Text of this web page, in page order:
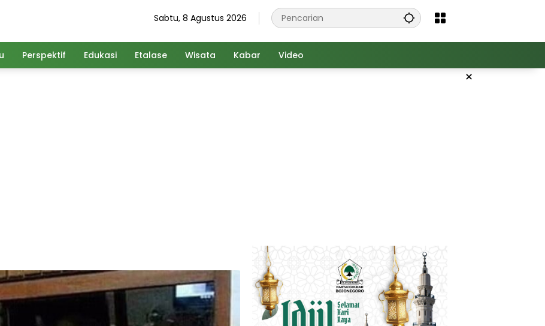
Sabtu, 8 Agustus 2026
Perspektif Edukasi Etalase Wisata Kabar Video
×